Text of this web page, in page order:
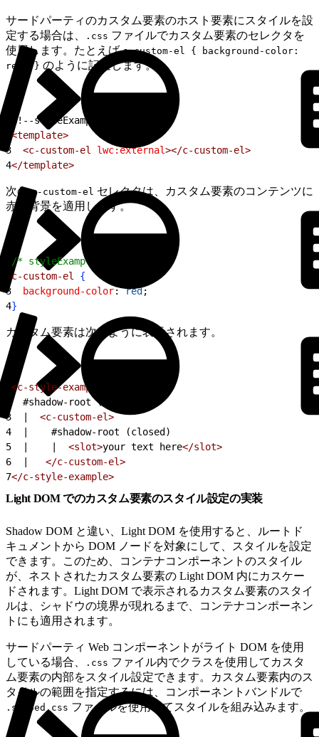
サードパーティのカスタム要素のホスト要素にスタイルを設
定する場合は、
.css ファイルでカスタム要素のセレクタを
使用します。たとえばc-custom-el { background-color:
red; } のように記述します。
<!--styleExample.html -->
<template>
3
  <c-custom-el
lwc:external></c-custom-el>
4</template>
次のc-custom-el セレクタは、カスタム要素のコンテンツに
赤い背景を適用します。
/* styleExample.css */
c-custom-el
{
3
  background-color
: red;
4}
カスタム要素は次のように表示されます。
<c-style-example>
  #shadow-root (open)
3
<c-custom-el>
4
  |    #shadow-root (closed)
5
<slot>your text here</slot>
6
</c-custom-el>
7</c-style-example>
Light DOM でのカスタム要素のスタイル設定の実装
Shadow DOM と違い、Light DOM を使用すると、ルートド
キュメントから DOM ノードを対象にして、スタイルを設定
できます。このため、コンテナコンポーネントのスタイル
が、ネストされたカスタム要素の Light DOM 内にカスケー
ドされます。Light DOM で表示されるカスタム要素のスタイ
ルは、シャドウの境界が現れるまで、コンテナコンポーネン
トにも適用されます。
サードパーティ Web コンポーネントがライト DOM を使用
している場合、
.css ファイル内でクラスを使用してカスタ
ム要素の内部をスタイル設定できます。カスタム要素内のス
タイルの範囲を指定するには、コンポーネントバンドルで
.scoped.css ファイルを使用してスタイルを組み込みます。